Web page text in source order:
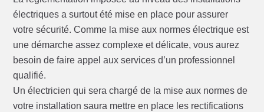
électriques a surtout été mise en place pour assurer
votre sécurité. Comme la mise aux normes électrique est
une démarche assez complexe et délicate, vous aurez
besoin de faire appel aux services d’un professionnel
qualifié.
Un électricien qui sera chargé de la mise aux normes de
votre installation saura mettre en place les rectifications